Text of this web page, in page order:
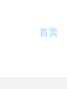
首页